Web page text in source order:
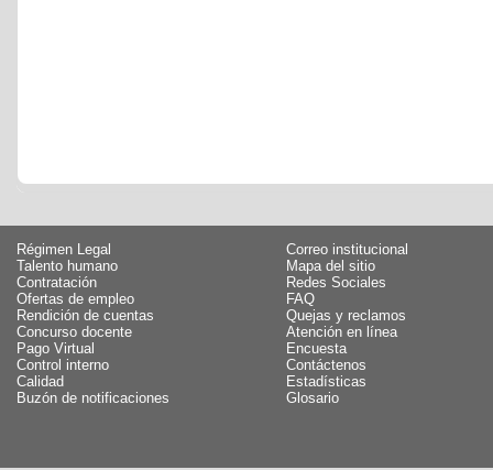
Régimen Legal
Talento humano
Contratación
Ofertas de empleo
Rendición de cuentas
Concurso docente
Pago Virtual
Control interno
Calidad
Buzón de notificaciones
Correo institucional
Mapa del sitio
Redes Sociales
FAQ
Quejas y reclamos
Atención en línea
Encuesta
Contáctenos
Estadísticas
Glosario